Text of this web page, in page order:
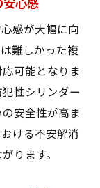
安心感
感が大幅に向
難しかった複
可能となりま
性シリンダー
安全性が高ま
ける不安解消
ります。